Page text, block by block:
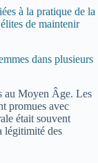
à la pratique de la
de maintenir
dans plusieurs
au Moyen Âge. Les
promues avec
était souvent
légitimité des